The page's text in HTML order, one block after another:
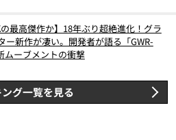
の最高傑作か】18年ぶり超絶進化！グラ
ー新作が凄い。開発者が語る「GWR-
ムーブメントの衝撃
グ一覧を見る